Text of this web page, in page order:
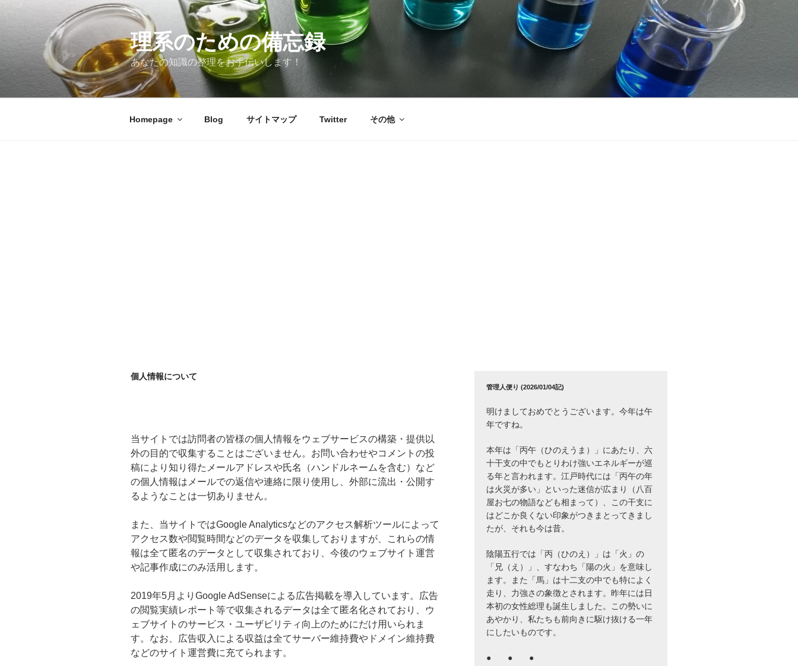
理系のための備忘録
あなたの知識の整理をお手伝いします！
Homepage Blog サイトマップ Twitter その他
個人情報について
当サイトでは訪問者の皆様の個人情報をウェブサービスの構築・提供以
外の目的で収集することはございません。お問い合わせやコメントの投
稿により知り得たメールアドレスや氏名（ハンドルネームを含む）など
の個人情報はメールでの返信や連絡に限り使用し、外部に流出・公開す
るようなことは一切ありません。
また、当サイトではGoogle Analyticsなどのアクセス解析ツールによって
アクセス数や閲覧時間などのデータを収集しておりますが、これらの情
報は全て匿名のデータとして収集されており、今後のウェブサイト運営
や記事作成にのみ活用します。
2019年5月よりGoogle AdSenseによる広告掲載を導入しています。広告
の閲覧実績レポート等で収集されるデータは全て匿名化されており、ウ
ェブサイトのサービス・ユーザビリティ向上のためにだけ用いられま
す。なお、広告収入による収益は全てサーバー維持費やドメイン維持費
などのサイト運営費に充てられます。
管理人便り (2026/01/04記)
明けましておめでとうございます。今年は午
年ですね。
本年は「丙午（ひのえうま）」にあたり、六
十干支の中でもとりわけ強いエネルギーが巡
る年と言われます。江戸時代には「丙午の年
は火災が多い」といった迷信が広まり（八百
屋お七の物語なども相まって）、この干支に
はどこか良くない印象がつきまとってきまし
たが、それも今は昔。
陰陽五行では「丙（ひのえ）」は「火」の
「兄（え）」、すなわち「陽の火」を意味し
ます。また「馬」は十二支の中でも特によく
走り、力強さの象徴とされます。昨年には日
本初の女性総理も誕生しました。この勢いに
あやかり、私たちも前向きに駆け抜ける一年
にしたいものです。
● ● ●